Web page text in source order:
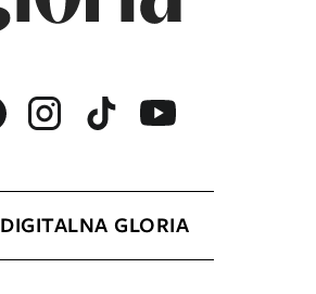
DIGITALNA GLORIA